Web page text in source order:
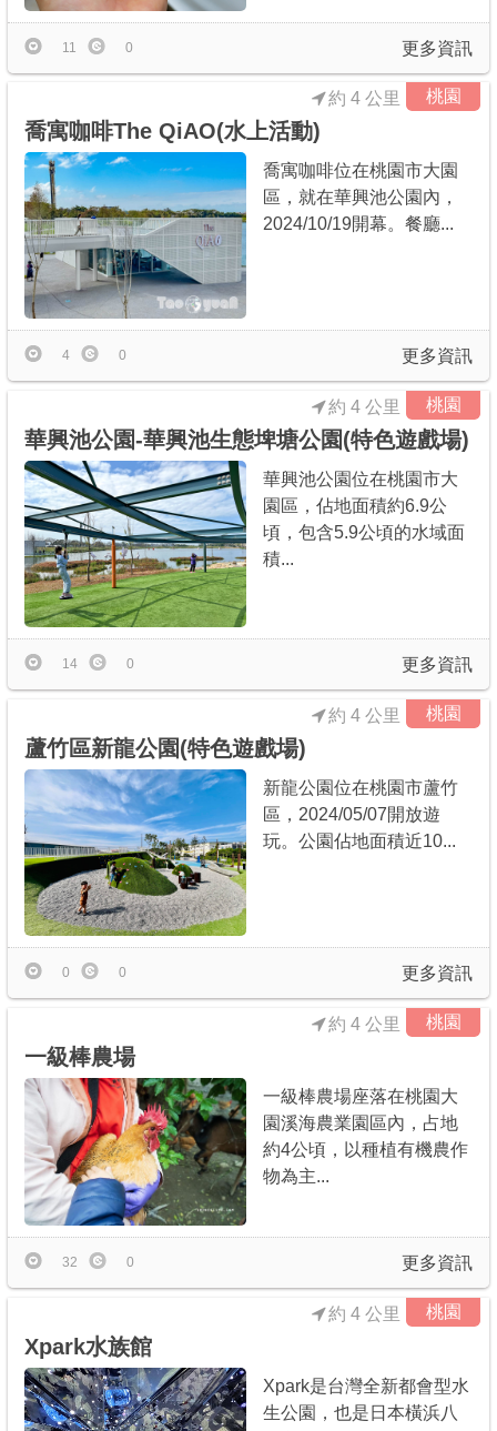
更多資訊
11 0
桃園
喬寓咖啡The QiAO(水上活動)
約 4 公里
喬寓咖啡位在桃園市大園
區，就在華興池公園內，
2024/10/19開幕。餐廳...
更多資訊
4 0
桃園
華興池公園-華興池生態埤塘公園(特色遊戲場)
約 4 公里
華興池公園位在桃園市大
園區，佔地面積約6.9公
頃，包含5.9公頃的水域面
積...
更多資訊
14 0
桃園
蘆竹區新龍公園(特色遊戲場)
約 4 公里
新龍公園位在桃園市蘆竹
區，2024/05/07開放遊
玩。公園佔地面積近10...
更多資訊
0 0
桃園
一級棒農場
約 4 公里
一級棒農場座落在桃園大
園溪海農業園區內，占地
約4公頃，以種植有機農作
物為主...
更多資訊
32 0
桃園
Xpark水族館
約 4 公里
Xpark是台灣全新都會型水
生公園，也是日本橫浜八